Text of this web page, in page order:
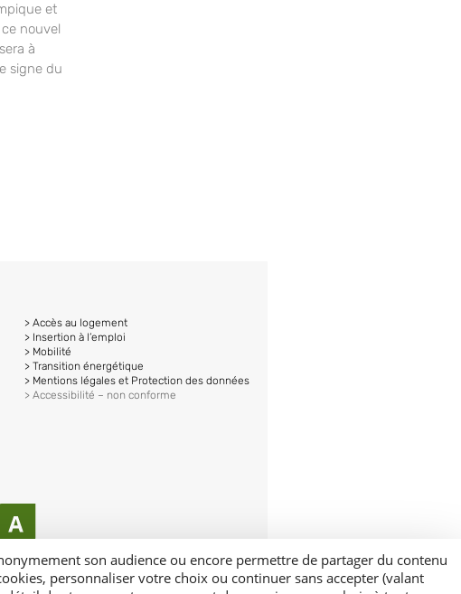
et
nouvel
à
signe du
> Accès au logement
> Insertion à l’emploi
> Mobilité
> Transition énergétique
> Mentions légales et Protection des données
> Accessibilité – non conforme
son audience ou encore permettre de partager du contenu
personnaliser votre choix ou continuer sans accepter (valant